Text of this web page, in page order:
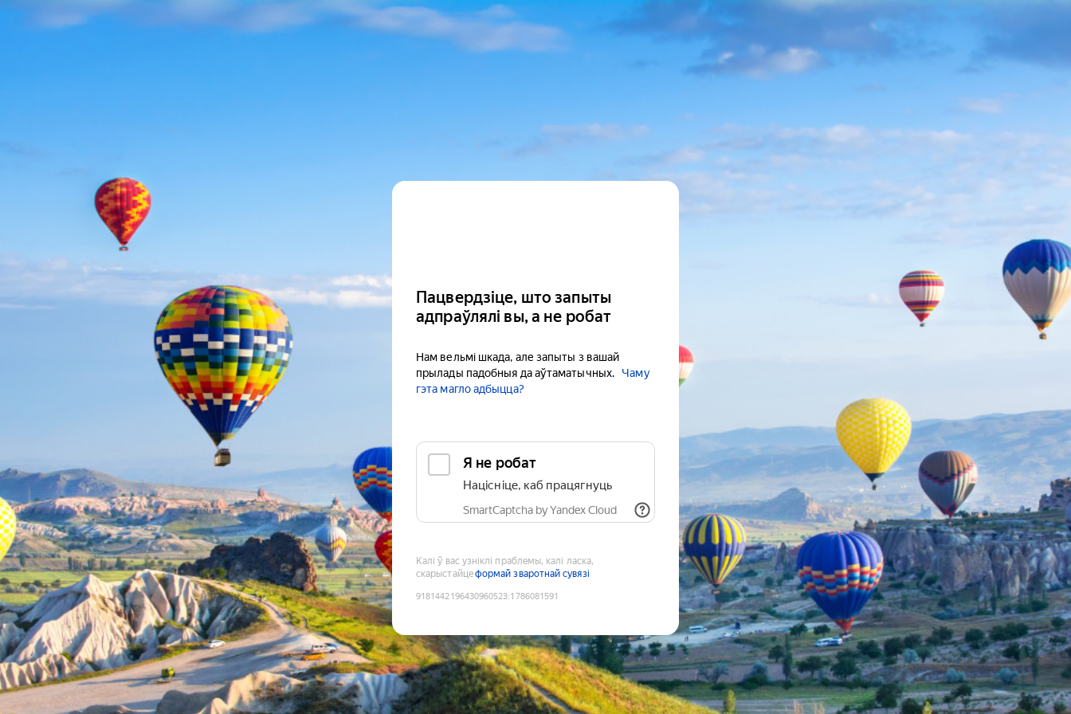
Пацвердзіце, што запыты
адпраўлялі вы, а не робат
Нам вельмі шкада, але запыты з вашай
прылады падобныя да аўтаматычных.
Чаму
гэта магло адбыцца?
Я не робат
Націсніце, каб працягнуць
SmartCaptcha by Yandex Cloud
Калі ў вас узніклі праблемы, калі ласка,
скарыстайцеформай зваротнай сувязі
9181442196430960523:1786081591